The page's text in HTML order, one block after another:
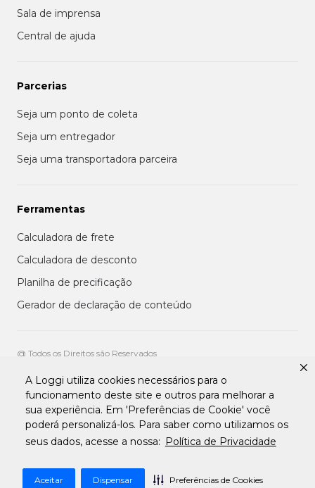
A Loggi utiliza cookies necessários para o
funcionamento deste site e outros para melhorar a
sua experiência. Em 'Preferências de Cookie' você
poderá personalizá-los. Para saber como utilizamos os
seus dados, acesse a nossa: Política de Privacidade
Aceitar Dispensar Preferências de Cookies
Sala de imprensa
Central de ajuda
Parcerias
Seja um ponto de coleta
Seja um entregador
Seja uma transportadora parceira
Ferramentas
Calculadora de frete
Calculadora de desconto
Planilha de precificação
Gerador de declaração de conteúdo
@ Todos os Direitos são Reservados
Aviso de privacidade aos clientes
Termos de uso para entregadores
Termos e condições de uso da plataforma transportadora Loggi
Termos e Condições de Uso de Clientes
Tratamento de Dados pessoais Para Fornecedores
Desenvolvido por Apiki WordPress